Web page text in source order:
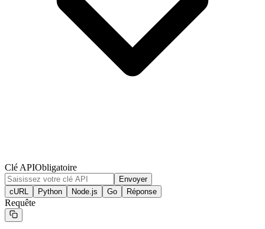
Clé APIObligatoire
Envoyer
cURL
Python Node.js Go Réponse
Requête